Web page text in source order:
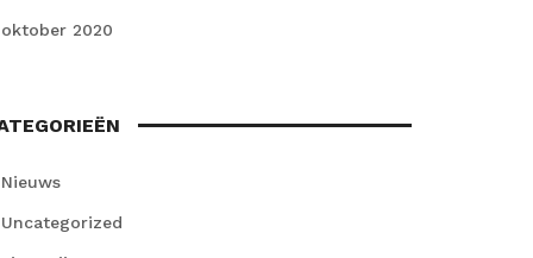
oktober 2020
Nieuws
Uncategorized